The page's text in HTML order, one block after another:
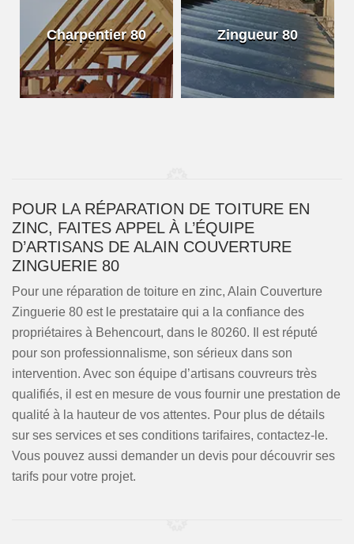
Charpentier 80 Zingueur 80
POUR LA RÉPARATION DE TOITURE EN
ZINC, FAITES APPEL À L’ÉQUIPE
D’ARTISANS DE ALAIN COUVERTURE
ZINGUERIE 80
Pour une réparation de toiture en zinc, Alain Couverture
Zinguerie 80 est le prestataire qui a la confiance des
propriétaires à Behencourt, dans le 80260. Il est réputé
pour son professionnalisme, son sérieux dans son
intervention. Avec son équipe d’artisans couvreurs très
qualifiés, il est en mesure de vous fournir une prestation de
qualité à la hauteur de vos attentes. Pour plus de détails
sur ses services et ses conditions tarifaires, contactez-le.
Vous pouvez aussi demander un devis pour découvrir ses
tarifs pour votre projet.